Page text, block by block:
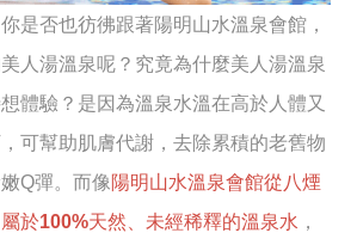
是否也彷彿跟著陽明山水溫泉會館，
人湯溫泉呢？究竟為什麼美人湯溫泉
體驗？是因為溫泉水溫在高於人體又
可幫助肌膚代謝，去除累積的老舊物
Q彈。而像陽明山水溫泉會館從八煙
於100%天然、未經稀釋的溫泉水 ，